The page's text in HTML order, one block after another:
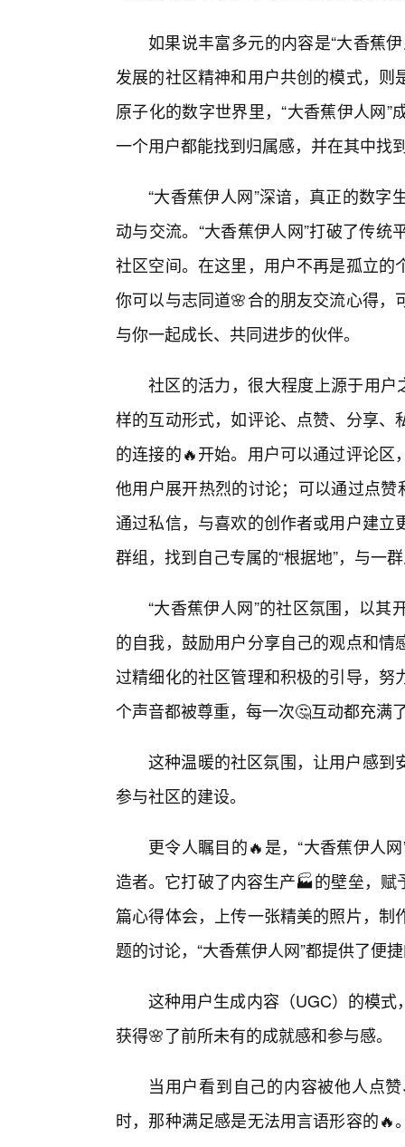
如果说丰富多元的内容是“大香蕉
发展的社区精神和用户共创的模式，
原子化的数字世界里，“大香蕉伊人网
一个用户都能找到归属感，并在其中找
“大香蕉伊人网”深谙，真正的数
动与交流。“大香蕉伊人网”打破了传
社区空间。在这里，用户不再是孤立
你可以与志同道🌸合的朋友交流心得
与你一起成长、共同进步的伙伴。
社区的活力，很大程度上源于用户
样的互动形式，如评论、点赞、分享
的连接的🔥开始。用户可以通过评论
他用户展开热烈的讨论；可以通过点
通过私信，与喜欢的创作者或用户建
群组，找到自己专属的“根据地”，与一
“大香蕉伊人网”的社区氛围，以
的自我，鼓励用户分享自己的观点和
过精细化的社区管理和积极的引导，
个声音都被尊重，每一次🤔互动都充满
这种温暖的社区氛围，让用户感到
参与社区的建设。
更令人瞩目的🔥是，“大香蕉伊人
造者。它打破了内容生产🏭的壁垒，
篇心得体会，上传一张精美的照片，
题的讨论，“大香蕉伊人网”都提供了便
这种用户生成内容（UGC）的模
获得🌸了前所未有的成就感和参与感。
当用户看到自己的内容被他人点
时，那种满足感是无法用言语形容的